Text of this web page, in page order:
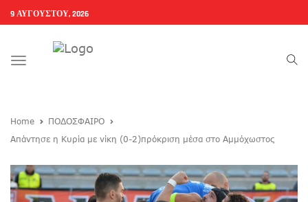
9 ΑΥΓΟΎΣΤΟΥ, 2026
Toggle
Home
ΠΟΔΟΣΦΑΙΡΟ
Απάντησε η Κυρία με νίκη (0-2)πρόκριση μέσα στο Αμμόχωστος